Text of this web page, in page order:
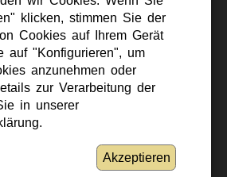
Datenschutz
·
Kontakt
Nach oben scrollen
klicken, stimmen Sie der
Cookies auf Ihrem Gerät
auf "Konfigurieren", um
anzunehmen oder
zur Verarbeitung der
in unserer
Akzeptieren